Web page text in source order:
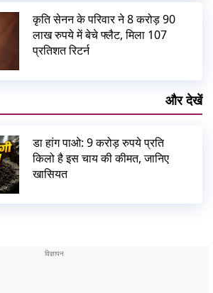
कृति सेनन के परिवार ने 8 करोड़ 90
लाख रुपये में बेचे फ्लैट, मिला 107
प्रतिशत रिटर्न
और देखें
डा हांग पाओ: 9 करोड़ रुपये प्रति
किलो है इस चाय की कीमत, जानिए
खासियत